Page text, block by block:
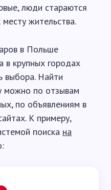
люди стараются
жительства.
в Польше
в крупных городах
выбора. Найти
можно по отзывам
по объявлениям в
К примеру,
поиска на